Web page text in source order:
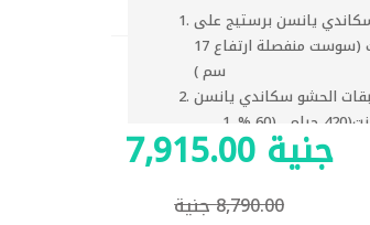
يانسن برستيج على
شاسية بوكت (سوست منفصلة ارتفاع 17
سم )
الحشو سكاندي يانسن
قماش دبل نت(420 جرام (60 %
بوليستر ) (15% فسكوز ) و فرخين
اسفنج 1.5سم كثافة 18 سوفت فى
كل وجه طبقة
7,915.00 جنية
8,790.00 جنية